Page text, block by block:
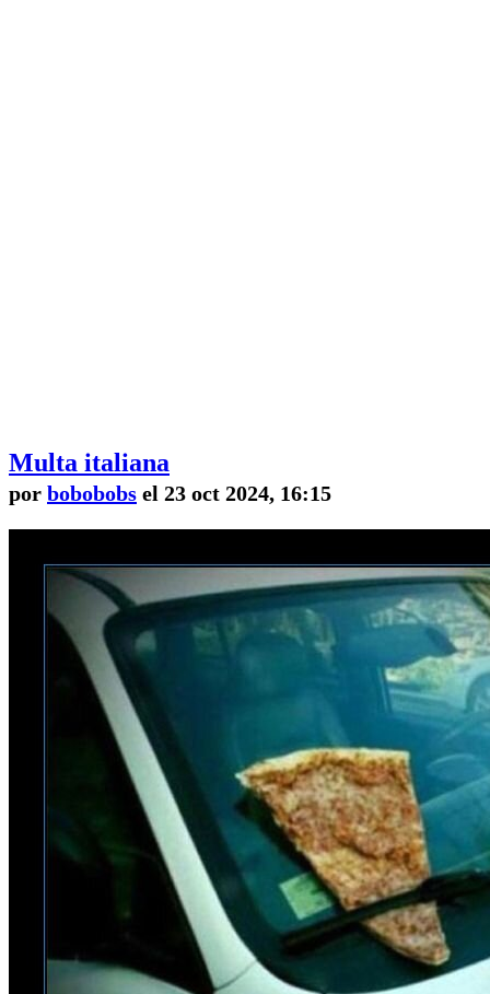
Multa italiana
por bobobobs el 23 oct 2024, 16:15